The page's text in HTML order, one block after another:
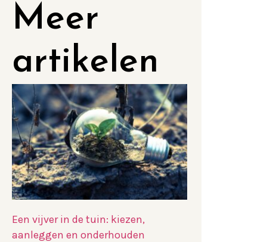
Meer
artikelen
Een vijver in de tuin: kiezen,
aanleggen en onderhouden